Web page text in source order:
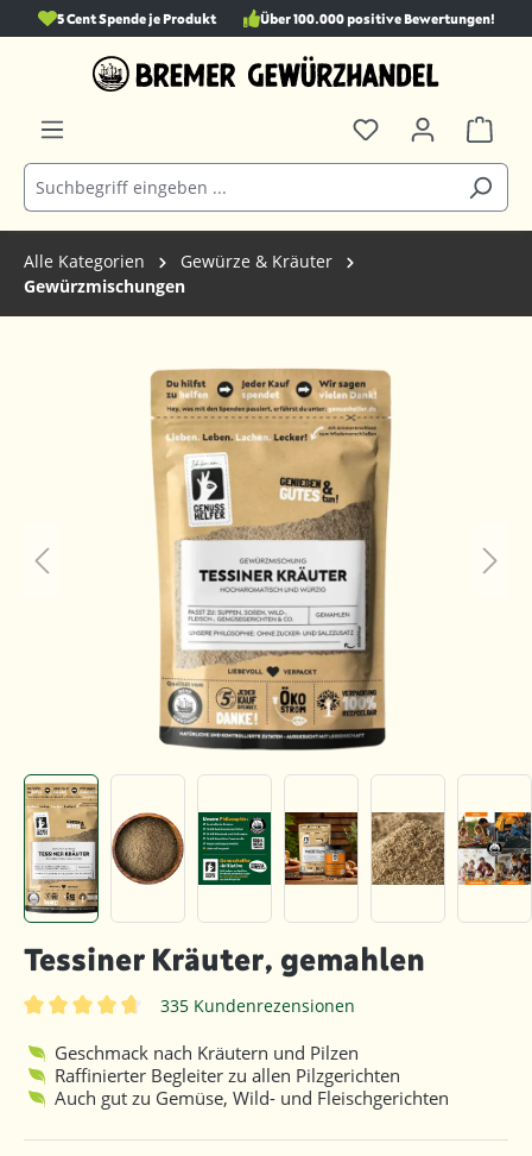
springen
5 Cent Spende je Produkt Über 100.000 positive Bewertungen!
Alle Kategorien
Gewürze & Kräuter
Gewürzmischungen
Tessiner Kräuter, gemahlen
335 Kundenrezensionen
Geschmack nach Kräutern und Pilzen
Raffinierter Begleiter zu allen Pilzgerichten
Auch gut zu Gemüse, Wild- und Fleischgerichten